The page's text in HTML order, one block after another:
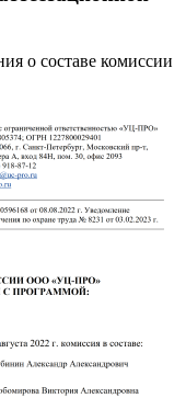
о составе комиссии